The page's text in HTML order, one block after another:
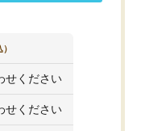
せください
せください